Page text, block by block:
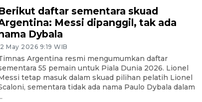
daftar sementara skuad
Messi dipanggil, tak ada
Dybala
May 2026 9:19 WIB
Argentina resmi mengumumkan daftar
55 pemain untuk Piala Dunia 2026. Lionel
tetap masuk dalam skuad pilihan pelatih Lionel
sementara tidak ada nama Paulo Dybala dalam